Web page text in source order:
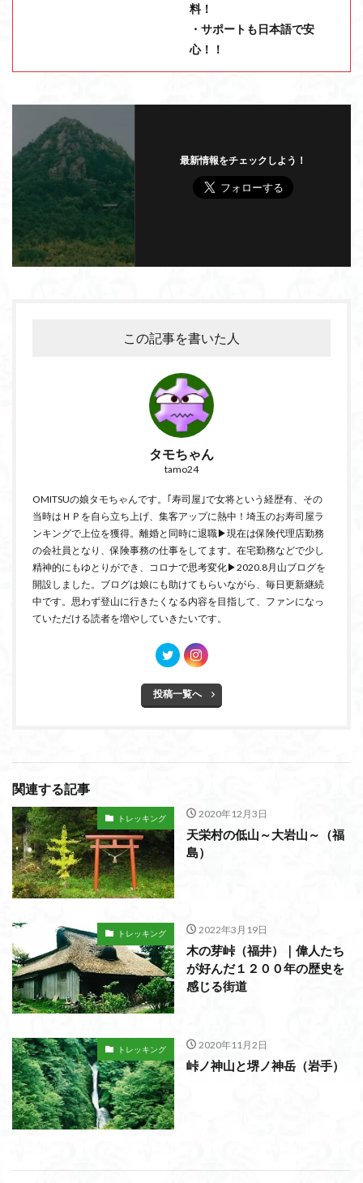
料！
・サポートも日本語で安
心！！
最新情報をチェックしよう！
この記事を書いた人
タモちゃん
tamo24
OMITSUの娘タモちゃんです。｢寿司屋｣で女将という経歴有、その
当時はＨＰを自ら立ち上げ、集客アップに熱中！埼玉のお寿司屋ラ
ンキングで上位を獲得。離婚と同時に退職▶現在は保険代理店勤務
の会社員となり、保険事務の仕事をしてます。在宅勤務などで少し
精神的にもゆとりができ、コロナで思考変化▶2020.8月山ブログを
開設しました。ブログは娘にも助けてもらいながら、毎日更新継続
中です。思わず登山に行きたくなる内容を目指して、ファンになっ
ていただける読者を増やしていきたいです。
投稿一覧へ
関連する記事
トレッキング 2020年12月3日
天栄村の低山～大岩山～（福
島）
トレッキング 2022年3月19日
木の芽峠（福井）｜偉人たち
が好んだ１２００年の歴史を
感じる街道
トレッキング 2020年11月2日
峠ノ神山と堺ノ神岳（岩手）